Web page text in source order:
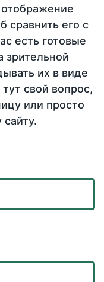
сравнить его с
есть готовые
зрительной
их в виде
свой вопрос,
или просто
сайту.